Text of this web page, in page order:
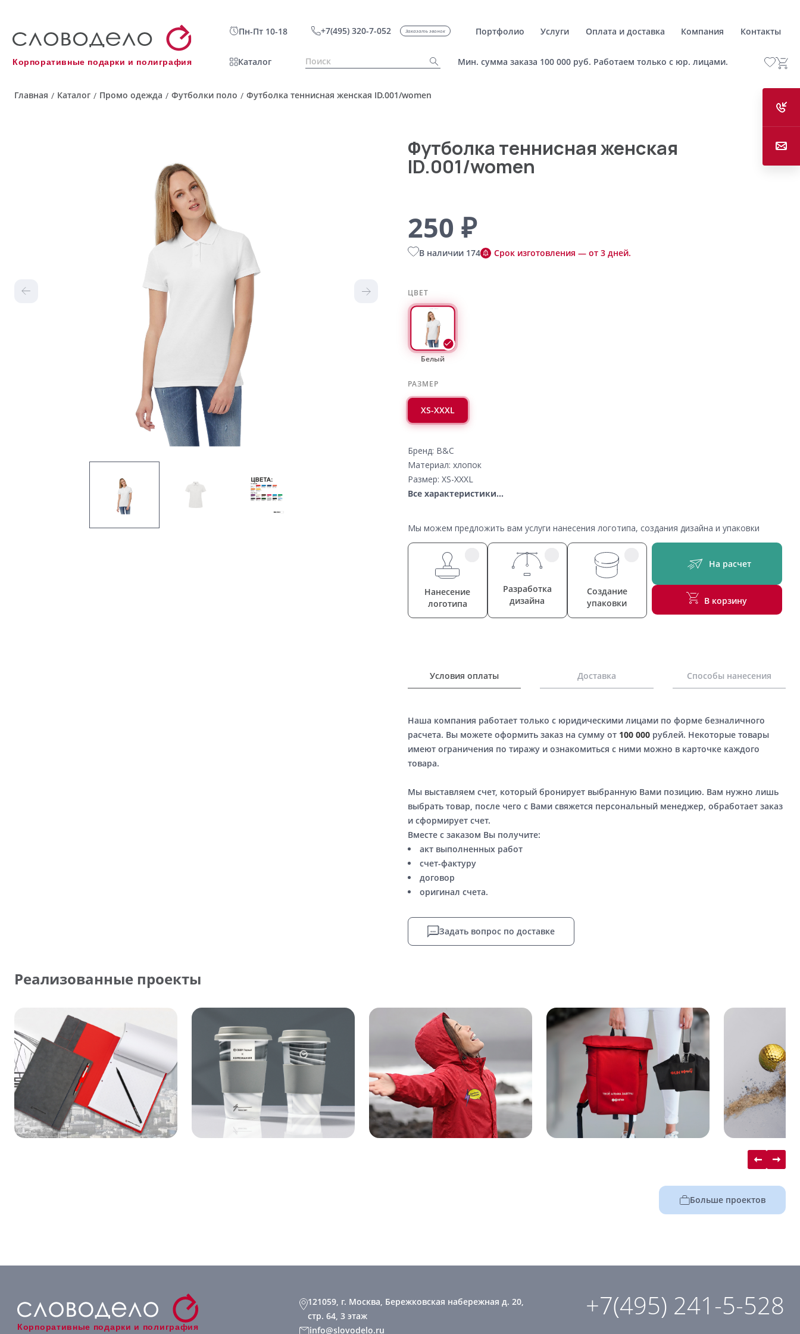
Корпоративные подарки и полиграфия
Пн-Пт 10-18 +7(495) 320-7-052 Заказать звонок Портфолио Услуги Оплата и доставка Компания Контакты
Каталог Мин. сумма заказа 100 000 руб. Работаем только с юр. лицами.
Главная / Каталог / Промо одежда / Футболки поло / Футболка теннисная женская ID.001/women
Футболка теннисная женская
ID.001/women
250 ₽
В наличии 174 Срок изготовления — от 3 дней.
ЦВЕТ
Белый
РАЗМЕР
XS-XXXL
Бренд: B&C
Материал: хлопок
Размер: XS-XXXL
Все характеристики...
Мы можем предложить вам услуги нанесения логотипа, создания дизайна и упаковки
Нанесение
логотипа
Разработка
дизайна
Создание
упаковки
На расчет
В корзину
Условия оплаты Доставка Способы нанесения
Наша компания работает только с юридическими лицами по форме безналичного
расчета. Вы можете оформить заказ на сумму от 100 000рублей. Некоторые товары
имеют ограничения по тиражу и ознакомиться с ними можно в карточке каждого
товара.
Мы выставляем счет, который бронирует выбранную Вами позицию. Вам нужно лишь
выбрать товар, после чего с Вами свяжется персональный менеджер, обработает заказ
и сформирует счет.
Вместе с заказом Вы получите:
акт выполненных работ
счет-фактуру
договор
оригинал счета.
Задать вопрос по доставке
Реализованные проекты
Больше проектов
Корпоративные подарки и полиграфия
121059, г. Москва, Бережковская набережная д. 20,
стр. 64, 3 этаж
info@slovodelo.ru
+7(495) 241-5-528